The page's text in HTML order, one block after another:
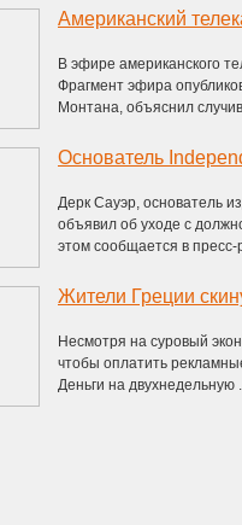
Американский
В эфире американского
Фрагмент эфира
Монтана, объяснил
Основатель
Дерк Сауэр, основатель
объявил об уходе с
этом сообщается в пресс-
Жители Греции
Несмотря на суровый
чтобы оплатить
Деньги на двухнедельную